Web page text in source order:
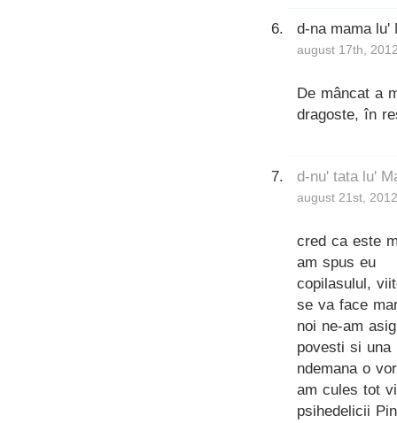
d-na mama lu'
august 17th,
De mâncat a
dragoste, în
d-nu' tata lu'
august 21st,
cred ca este
am spus eu
copilasulul,
se va face
noi ne-am
povesti si una
ndemana o
am cules tot
psihedelicii